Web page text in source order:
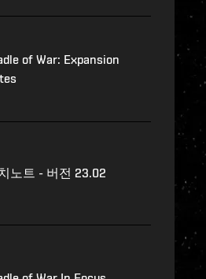
of War: Expansion
노트 - 버전 23.02